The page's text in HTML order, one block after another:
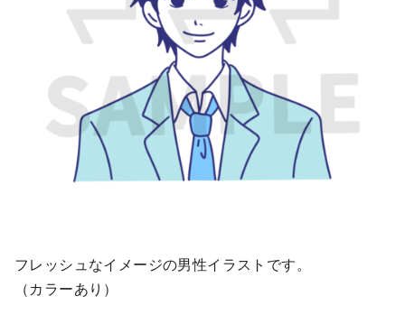
フレッシュなイメージの男性イラストです。
（カラーあり）